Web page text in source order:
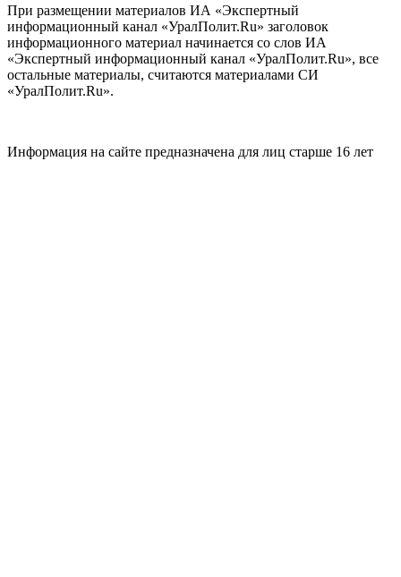
При размещении материалов ИА «Экспертный
информационный канал «УралПолит.Ru» заголовок
информационного материал начинается со слов ИА
«Экспертный информационный канал «УралПолит.Ru», все
остальные материалы, считаются материалами СИ
«УралПолит.Ru».
Информация на сайте предназначена для лиц старше 16 лет